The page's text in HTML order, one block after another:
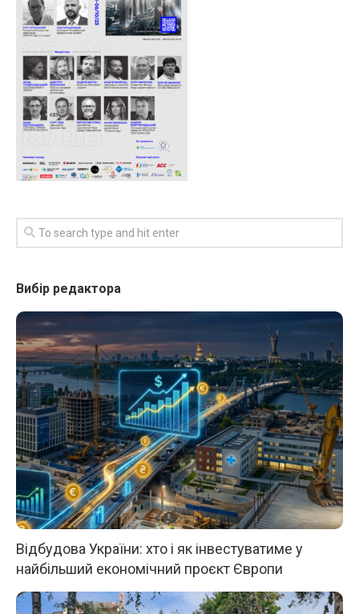
Вибір редактора
Відбудова України: хто і як інвестуватиме у
найбільший економічний проєкт Європи